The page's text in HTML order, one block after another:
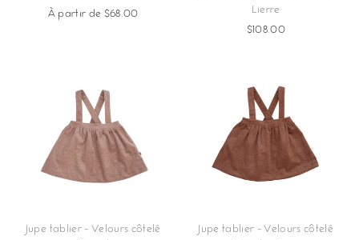
À partir de $68.00
Lierre
$108.00
Jupe tablier - Velours côtelé
Jupe tablier - Velours côtelé